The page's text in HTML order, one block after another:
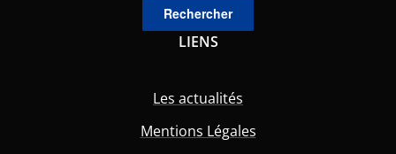
LIENS
Les actualités
Mentions Légales